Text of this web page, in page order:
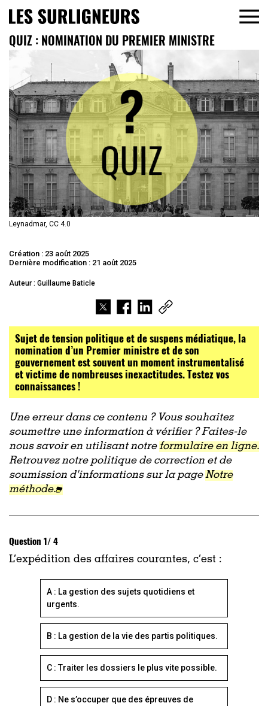
QUIZ : NOMINATION DU PREMIER MINISTRE
Leynadmar, CC 4.0
Création : 23 août 2025
Dernière modification : 21 août 2025
Auteur : Guillaume Baticle
Sujet de tension politique et de suspens médiatique, la
nomination d’un Premier ministre et de son
gouvernement est souvent un moment instrumentalisé
et victime de nombreuses inexactitudes. Testez vos
connaissances !
Une erreur dans ce contenu ? Vous souhaitez
soumettre une information à vérifier ? Faites-le
nous savoir en utilisant notreformulaire en ligne.
Retrouvez notre politique de correction et de
soumission d'informations sur la pageNotre
méthode.
Question 1/ 4
L’expédition des affaires courantes, c’est :
A : La gestion des sujets quotidiens et
urgents.
B : La gestion de la vie des partis politiques.
C : Traiter les dossiers le plus vite possible.
D : Ne s’occuper que des épreuves de